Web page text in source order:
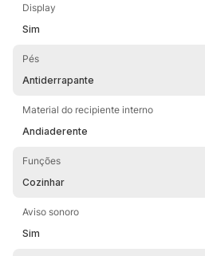
Display
Sim
Pés
Antiderrapante
Material do recipiente interno
Andiaderente
Funções
Cozinhar
Aviso sonoro
Sim